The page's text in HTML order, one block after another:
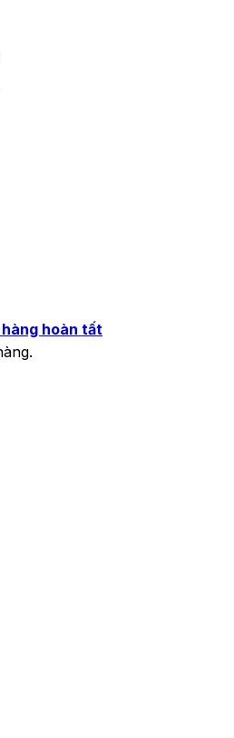
hoàn tất